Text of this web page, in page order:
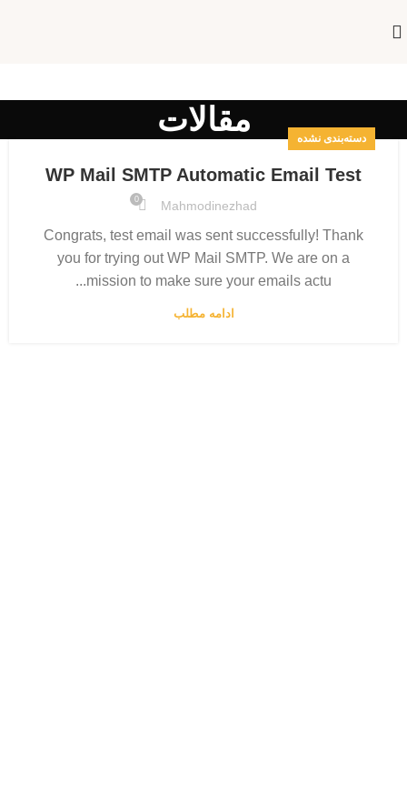
مقالات دسته‌بندی نشده
WP Mail SMTP Automatic Email Test
Mahmodinezhad
0
Congrats, test email was sent successfully! Thank
you for trying out WP Mail SMTP. We are on a
mission to make sure your emails actu...
ادامه مطلب